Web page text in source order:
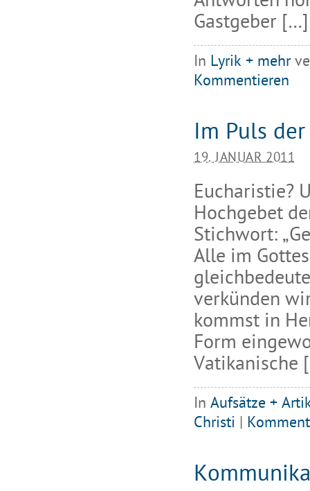
Gastgeber […]
In Lyrik + mehr
Kommentieren
Im Puls
19. JANUAR 2011
Eucharistie?
Hochgebet
Stichwort:
Alle im
verkünden
kommst in
Form
Vatikanische
In Aufsätze +
Christi |